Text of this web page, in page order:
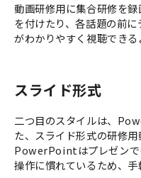
動画研修用に集合研修を
を付けたり、各話題の前
がわかりやすく視聴できる
スライド形式
二つ目のスタイルは、
た、スライド形式の研修用
PowerPointはプレゼンで
操作に慣れているため、手